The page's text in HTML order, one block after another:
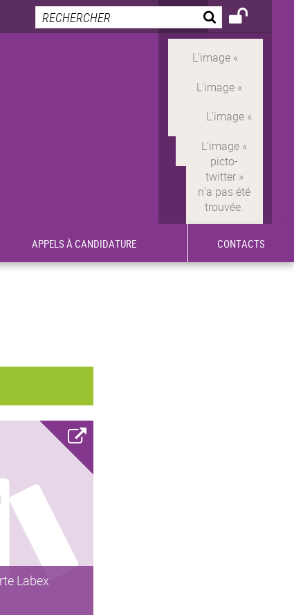
APPELS À CANDIDATURE CONTACTS
Labex